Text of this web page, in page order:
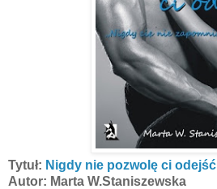
Tytuł: Nigdy nie pozwolę ci odejść
Autor: Marta W.Staniszewska